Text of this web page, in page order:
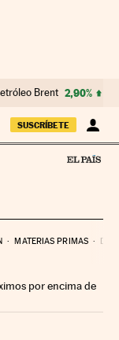
Brent 2,90%
SUSCRÍBETE
MATERIAS PRIMAS
por encima de